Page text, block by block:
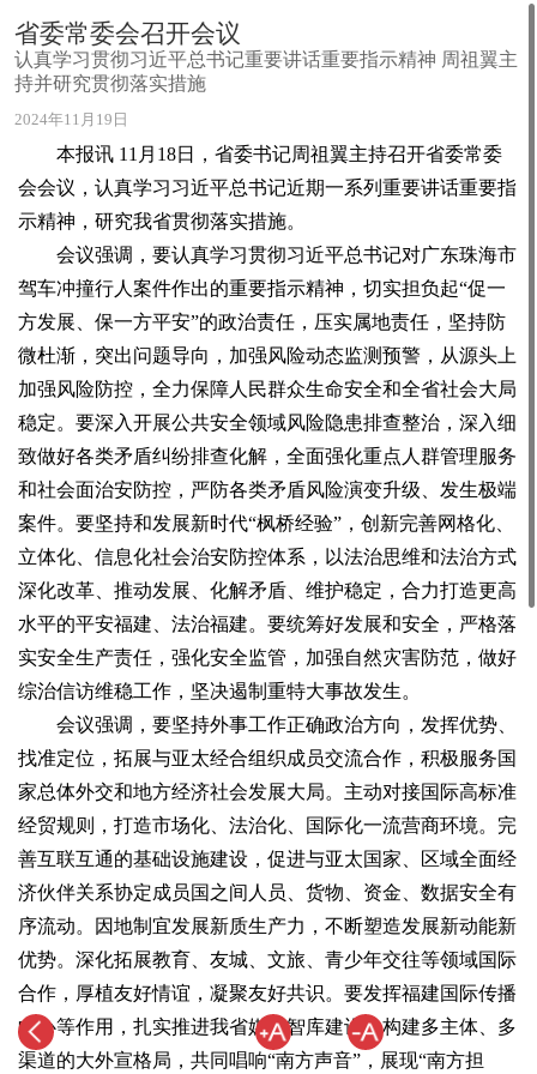
省委常委会召开会议
认真学习贯彻习近平总书记重要讲话重要指示精神 周祖翼主
持并研究贯彻落实措施
2024年11月19日
本报讯 11月18日，省委书记周祖翼主持召开省委常委
会会议，认真学习习近平总书记近期一系列重要讲话重要指
示精神，研究我省贯彻落实措施。
会议强调，要认真学习贯彻习近平总书记对广东珠海市
驾车冲撞行人案件作出的重要指示精神，切实担负起“促一
方发展、保一方平安”的政治责任，压实属地责任，坚持防
微杜渐，突出问题导向，加强风险动态监测预警，从源头上
加强风险防控，全力保障人民群众生命安全和全省社会大局
稳定。要深入开展公共安全领域风险隐患排查整治，深入细
致做好各类矛盾纠纷排查化解，全面强化重点人群管理服务
和社会面治安防控，严防各类矛盾风险演变升级、发生极端
案件。要坚持和发展新时代“枫桥经验”，创新完善网格化、
立体化、信息化社会治安防控体系，以法治思维和法治方式
深化改革、推动发展、化解矛盾、维护稳定，合力打造更高
水平的平安福建、法治福建。要统筹好发展和安全，严格落
实安全生产责任，强化安全监管，加强自然灾害防范，做好
综治信访维稳工作，坚决遏制重特大事故发生。
会议强调，要坚持外事工作正确政治方向，发挥优势、
找准定位，拓展与亚太经合组织成员交流合作，积极服务国
家总体外交和地方经济社会发展大局。主动对接国际高标准
经贸规则，打造市场化、法治化、国际化一流营商环境。完
善互联互通的基础设施建设，促进与亚太国家、区域全面经
济伙伴关系协定成员国之间人员、货物、资金、数据安全有
序流动。因地制宜发展新质生产力，不断塑造发展新动能新
优势。深化拓展教育、友城、文旅、青少年交往等领域国际
合作，厚植友好情谊，凝聚友好共识。要发挥福建国际传播
中心等作用，扎实推进我省媒体智库建设，构建多主体、多
渠道的大外宣格局，共同唱响“南方声音”，展现“南方担